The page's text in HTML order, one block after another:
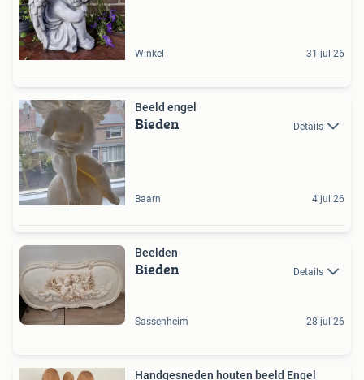
Winkel 31 jul 26
Beeld engel
Bieden Details
Baarn 4 jul 26
Beelden
Bieden Details
Sassenheim 28 jul 26
Handgesneden houten beeld Engel